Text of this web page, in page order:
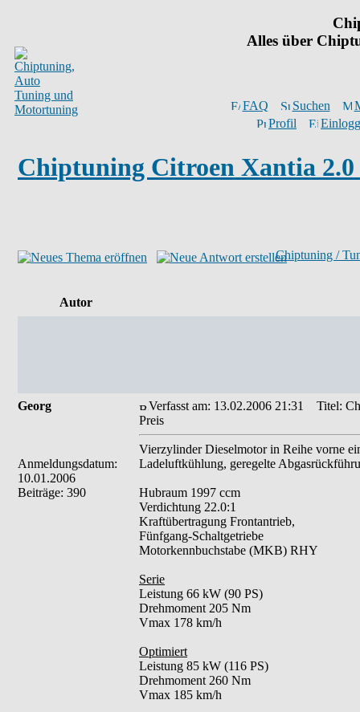
Alles über
FAQ Suchen
Profil
Chiptuning Citroen Xantia
Chiptuning /
Autor
Georg
Anmeldungsdatum:
10.01.2006
Beiträge: 390
Verfasst am: 13.02.2006 21:31
Titel:
Preis
Vierzylinder Dieselmotor in Reihe vorne
Ladeluftkühlung, geregelte
Hubraum 1997 ccm
Verdichtung 22.0:1
Kraftübertragung Frontantrieb,
Fünfgang-Schaltgetriebe
Motorkennbuchstabe (MKB) RHY
Serie
Leistung 66 kW (90 PS)
Drehmoment 205 Nm
Vmax 178 km/h
Optimiert
Leistung 85 kW (116 PS)
Drehmoment 260 Nm
Vmax 185 km/h